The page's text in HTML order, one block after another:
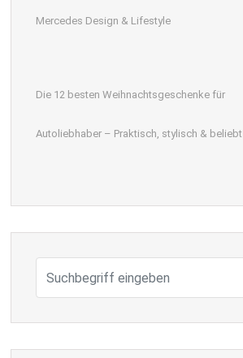
Mercedes Design & Lifestyle
Die 12 besten Weihnachtsgeschenke für
Autoliebhaber – Praktisch, stylisch & beliebt